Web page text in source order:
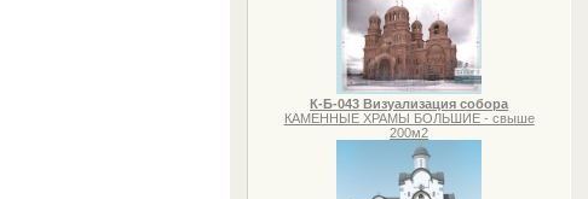
К-Б-043 Визуализация собора
КАМЕННЫЕ ХРАМЫ БОЛЬШИЕ - свыше
200м2